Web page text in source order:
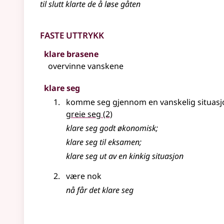
til slutt klarte de å løse gåten
Faste uttrykk
klare brasene
overvinne vanskene
klare seg
komme seg gjennom en vanskelig
greie seg (2)
klareseg godt økonomisk;
klareseg til eksamen;
klareseg ut av en kinkig situasjon
være nok
nå får det klare seg